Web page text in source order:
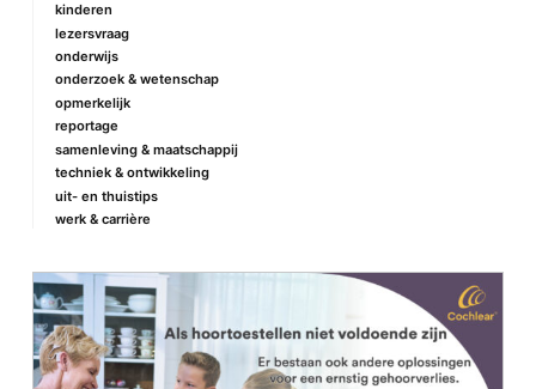
kinderen
lezersvraag
onderwijs
onderzoek & wetenschap
opmerkelijk
reportage
samenleving & maatschappij
techniek & ontwikkeling
uit- en thuistips
werk & carrière